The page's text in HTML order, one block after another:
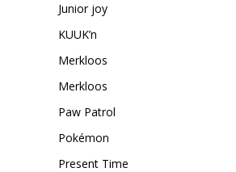
Junior joy
KUUK’n
Merkloos
Merkloos
Paw Patrol
Pokémon
Present Time